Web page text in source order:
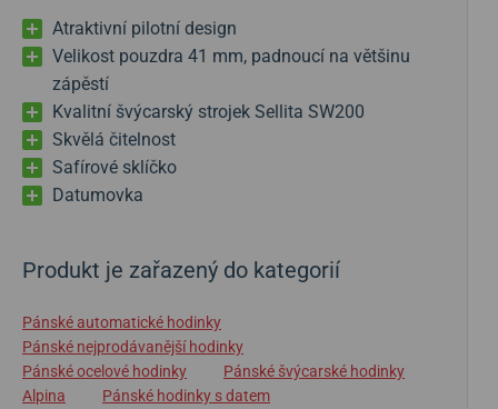
Atraktivní pilotní design
Velikost pouzdra 41 mm, padnoucí na většinu
zápěstí
Kvalitní švýcarský strojek Sellita SW200
Skvělá čitelnost
Safírové sklíčko
Datumovka
Produkt je zařazený do kategorií
Pánské automatické hodinky
Pánské nejprodávanější hodinky
Pánské ocelové hodinky
Pánské švýcarské hodinky
Alpina
Pánské hodinky s datem